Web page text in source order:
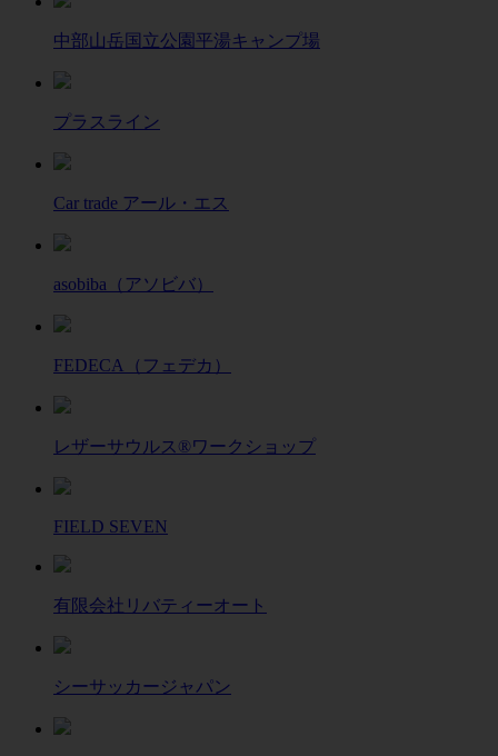
中部山岳国立公園平湯キャンプ場
プラスライン
Car trade アール・エス
asobiba（アソビバ）
FEDECA（フェデカ）
レザーサウルス®ワークショップ
FIELD SEVEN
有限会社リバティーオート
シーサッカージャパン